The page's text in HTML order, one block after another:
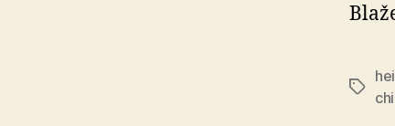
Oznake